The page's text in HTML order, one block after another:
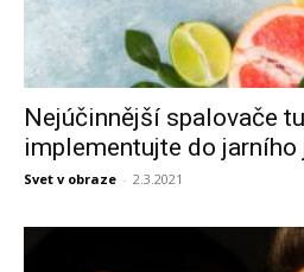
Nejúčinnější spalovače
implementujte do
Svet v obraze - 2.3.2021